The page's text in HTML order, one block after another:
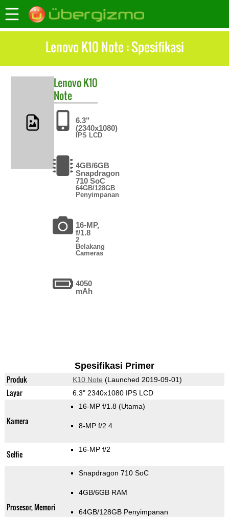
Lenovo K10 Note : Spesifikasi
LenovoK10
Note
6.3"
(2340x1080)
IPS LCD
4GB/6GB
Snapdragon
710 SoC
64GB/128GB
Penyimpanan
16-MP,
f/1.8
2
Belakang
Cameras
4050
mAh
Spesifikasi Primer
Produk K10 Note (Launched 2019-09-01)
Layar 6.3" 2340x1080 IPS LCD
Kamera
16-MP f/1.8 (Utama)
8-MP f/2.4
Selfie 16-MP f/2
Prosesor, Memori
Snapdragon 710 SoC
4GB/6GB RAM
64GB/128GB Penyimpanan